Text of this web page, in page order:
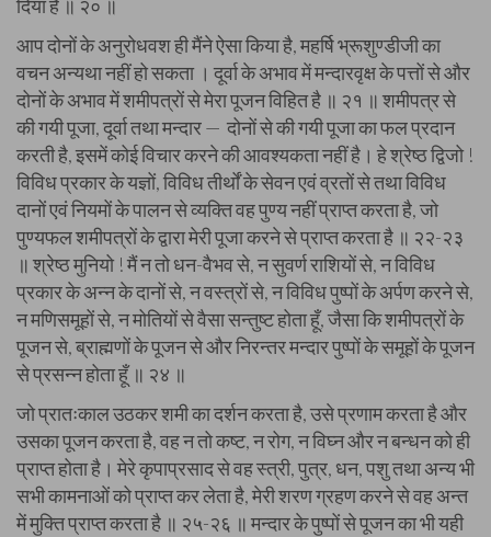
दिया है ॥ २० ॥
आप दोनों के अनुरोधवश ही मैंने ऐसा किया है, महर्षि भ्रूशुण्डीजी का
वचन अन्यथा नहीं हो सकता । दूर्वा के अभाव में मन्दारवृक्ष के पत्तों से और
दोनों के अभाव में शमीपत्रों से मेरा पूजन विहित है ॥ २१ ॥ शमीपत्र से
की गयी पूजा, दूर्वा तथा मन्दार — दोनों से की गयी पूजा का फल प्रदान
करती है, इसमें कोई विचार करने की आवश्यकता नहीं है। हे श्रेष्ठ द्विजो !
विविध प्रकार के यज्ञों, विविध तीर्थों के सेवन एवं व्रतों से तथा विविध
दानों एवं नियमों के पालन से व्यक्ति वह पुण्य नहीं प्राप्त करता है, जो
पुण्यफल शमीपत्रों के द्वारा मेरी पूजा करने से प्राप्त करता है ॥ २२-२३
॥ श्रेष्ठ मुनियो ! मैं न तो धन-वैभव से, न सुवर्ण राशियों से, न विविध
प्रकार के अन्न के दानों से, न वस्त्रों से, न विविध पुष्पों के अर्पण करने से,
न मणिसमूहों से, न मोतियों से वैसा सन्तुष्ट होता हूँ, जैसा कि शमीपत्रों के
पूजन से, ब्राह्मणों के पूजन से और निरन्तर मन्दार पुष्पों के समूहों के पूजन
से प्रसन्न होता हूँ ॥ २४ ॥
जो प्रातःकाल उठकर शमी का दर्शन करता है, उसे प्रणाम करता है और
उसका पूजन करता है, वह न तो कष्ट, न रोग, न विघ्न और न बन्धन को ही
प्राप्त होता है। मेरे कृपाप्रसाद से वह स्त्री, पुत्र, धन, पशु तथा अन्य भी
सभी कामनाओं को प्राप्त कर लेता है, मेरी शरण ग्रहण करने से वह अन्त
में मुक्ति प्राप्त करता है ॥ २५-२६ ॥ मन्दार के पुष्पों से पूजन का भी यही